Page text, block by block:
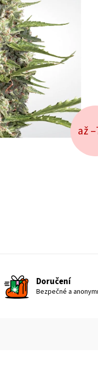
až
Doručení
Bezpečné a